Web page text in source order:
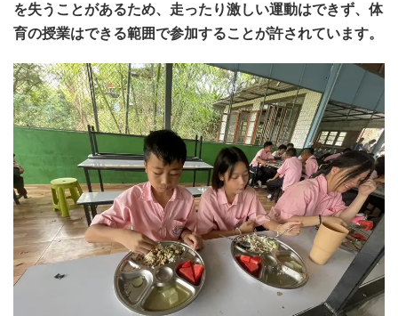
を失うことがあるため、走ったり激しい運動はできず、体
育の授業はできる範囲で参加することが許されています。